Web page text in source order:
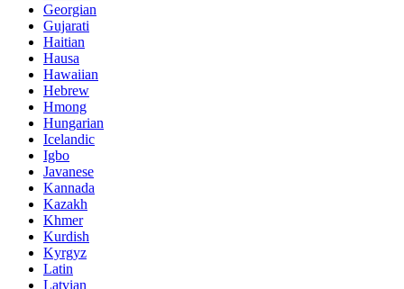
Georgian
Gujarati
Haitian
Hausa
Hawaiian
Hebrew
Hmong
Hungarian
Icelandic
Igbo
Javanese
Kannada
Kazakh
Khmer
Kurdish
Kyrgyz
Latin
Latvian